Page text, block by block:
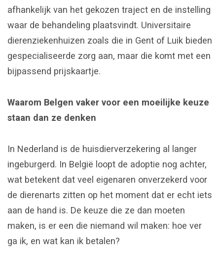
afhankelijk van het gekozen traject en de instelling
waar de behandeling plaatsvindt. Universitaire
dierenziekenhuizen zoals die in Gent of Luik bieden
gespecialiseerde zorg aan, maar die komt met een
bijpassend prijskaartje.
Waarom Belgen vaker voor een moeilijke keuze
staan dan ze denken
In Nederland is de huisdierverzekering al langer
ingeburgerd. In België loopt de adoptie nog achter,
wat betekent dat veel eigenaren onverzekerd voor
de dierenarts zitten op het moment dat er echt iets
aan de hand is. De keuze die ze dan moeten
maken, is er een die niemand wil maken: hoe ver
ga ik, en wat kan ik betalen?